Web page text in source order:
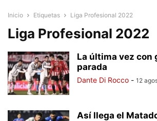
Inicio Etiquetas Liga Profesional 2022
Liga Profesional 2022
La última vez con
parada
Dante Di Rocco - 12
Así llega el